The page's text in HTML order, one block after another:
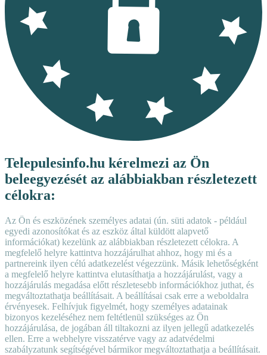
Telepulesinfo.hu kérelmezi az Ön
beleegyezését az alábbiakban részletezett
célokra:
Az Ön és eszközének személyes adatai (ún. süti adatok - például
egyedi azonosítókat és az eszköz által küldött alapvető
információkat) kezelünk az alábbiakban részletezett célokra. A
megfelelő helyre kattintva hozzájárulhat ahhoz, hogy mi és a
partnereink ilyen célú adatkezelést végezzünk. Másik lehetőségként
a megfelelő helyre kattintva elutasíthatja a hozzájárulást, vagy a
hozzájárulás megadása előtt részletesebb információkhoz juthat, és
megváltoztathatja beállításait. A beállításai csak erre a weboldalra
érvényesek. Felhívjuk figyelmét, hogy személyes adatainak
bizonyos kezeléséhez nem feltétlenül szükséges az Ön
hozzájárulása, de jogában áll tiltakozni az ilyen jellegű adatkezelés
ellen. Erre a webhelyre visszatérve vagy az adatvédelmi
szabályzatunk segítségével bármikor megváltoztathatja a beállításait.